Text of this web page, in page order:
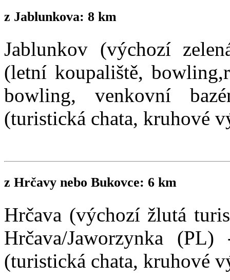
z Jablunkova: 8 km
Jablunkov (výchozí
(letní koupaliště,
bowling, venkovní
(turistická chata, kruhové
z Hrčavy nebo Bukovce: 6 km
Hrčava (výchozí žlutá
Hrčava/Jaworzynka
(turistická chata, kruhové